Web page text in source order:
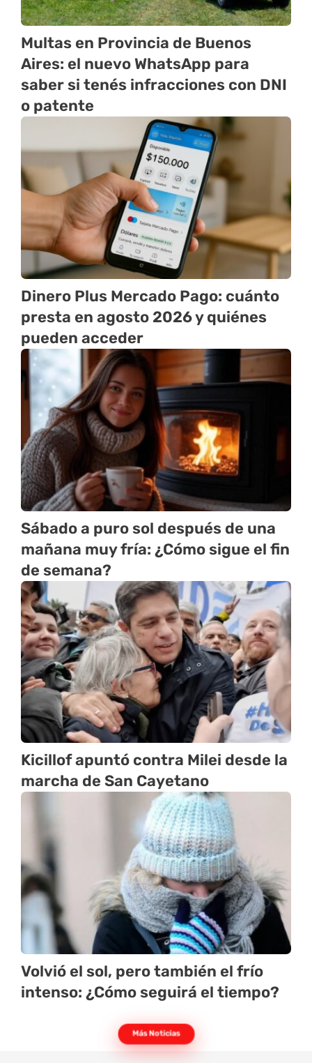
Multas en Provincia de Buenos
Aires: el nuevo WhatsApp para
saber si tenés infracciones con DNI
o patente
Dinero Plus Mercado Pago: cuánto
presta en agosto 2026 y quiénes
pueden acceder
Sábado a puro sol después de una
mañana muy fría: ¿Cómo sigue el fin
de semana?
Kicillof apuntó contra Milei desde la
marcha de San Cayetano
Volvió el sol, pero también el frío
intenso: ¿Cómo seguirá el tiempo?
Más Noticias